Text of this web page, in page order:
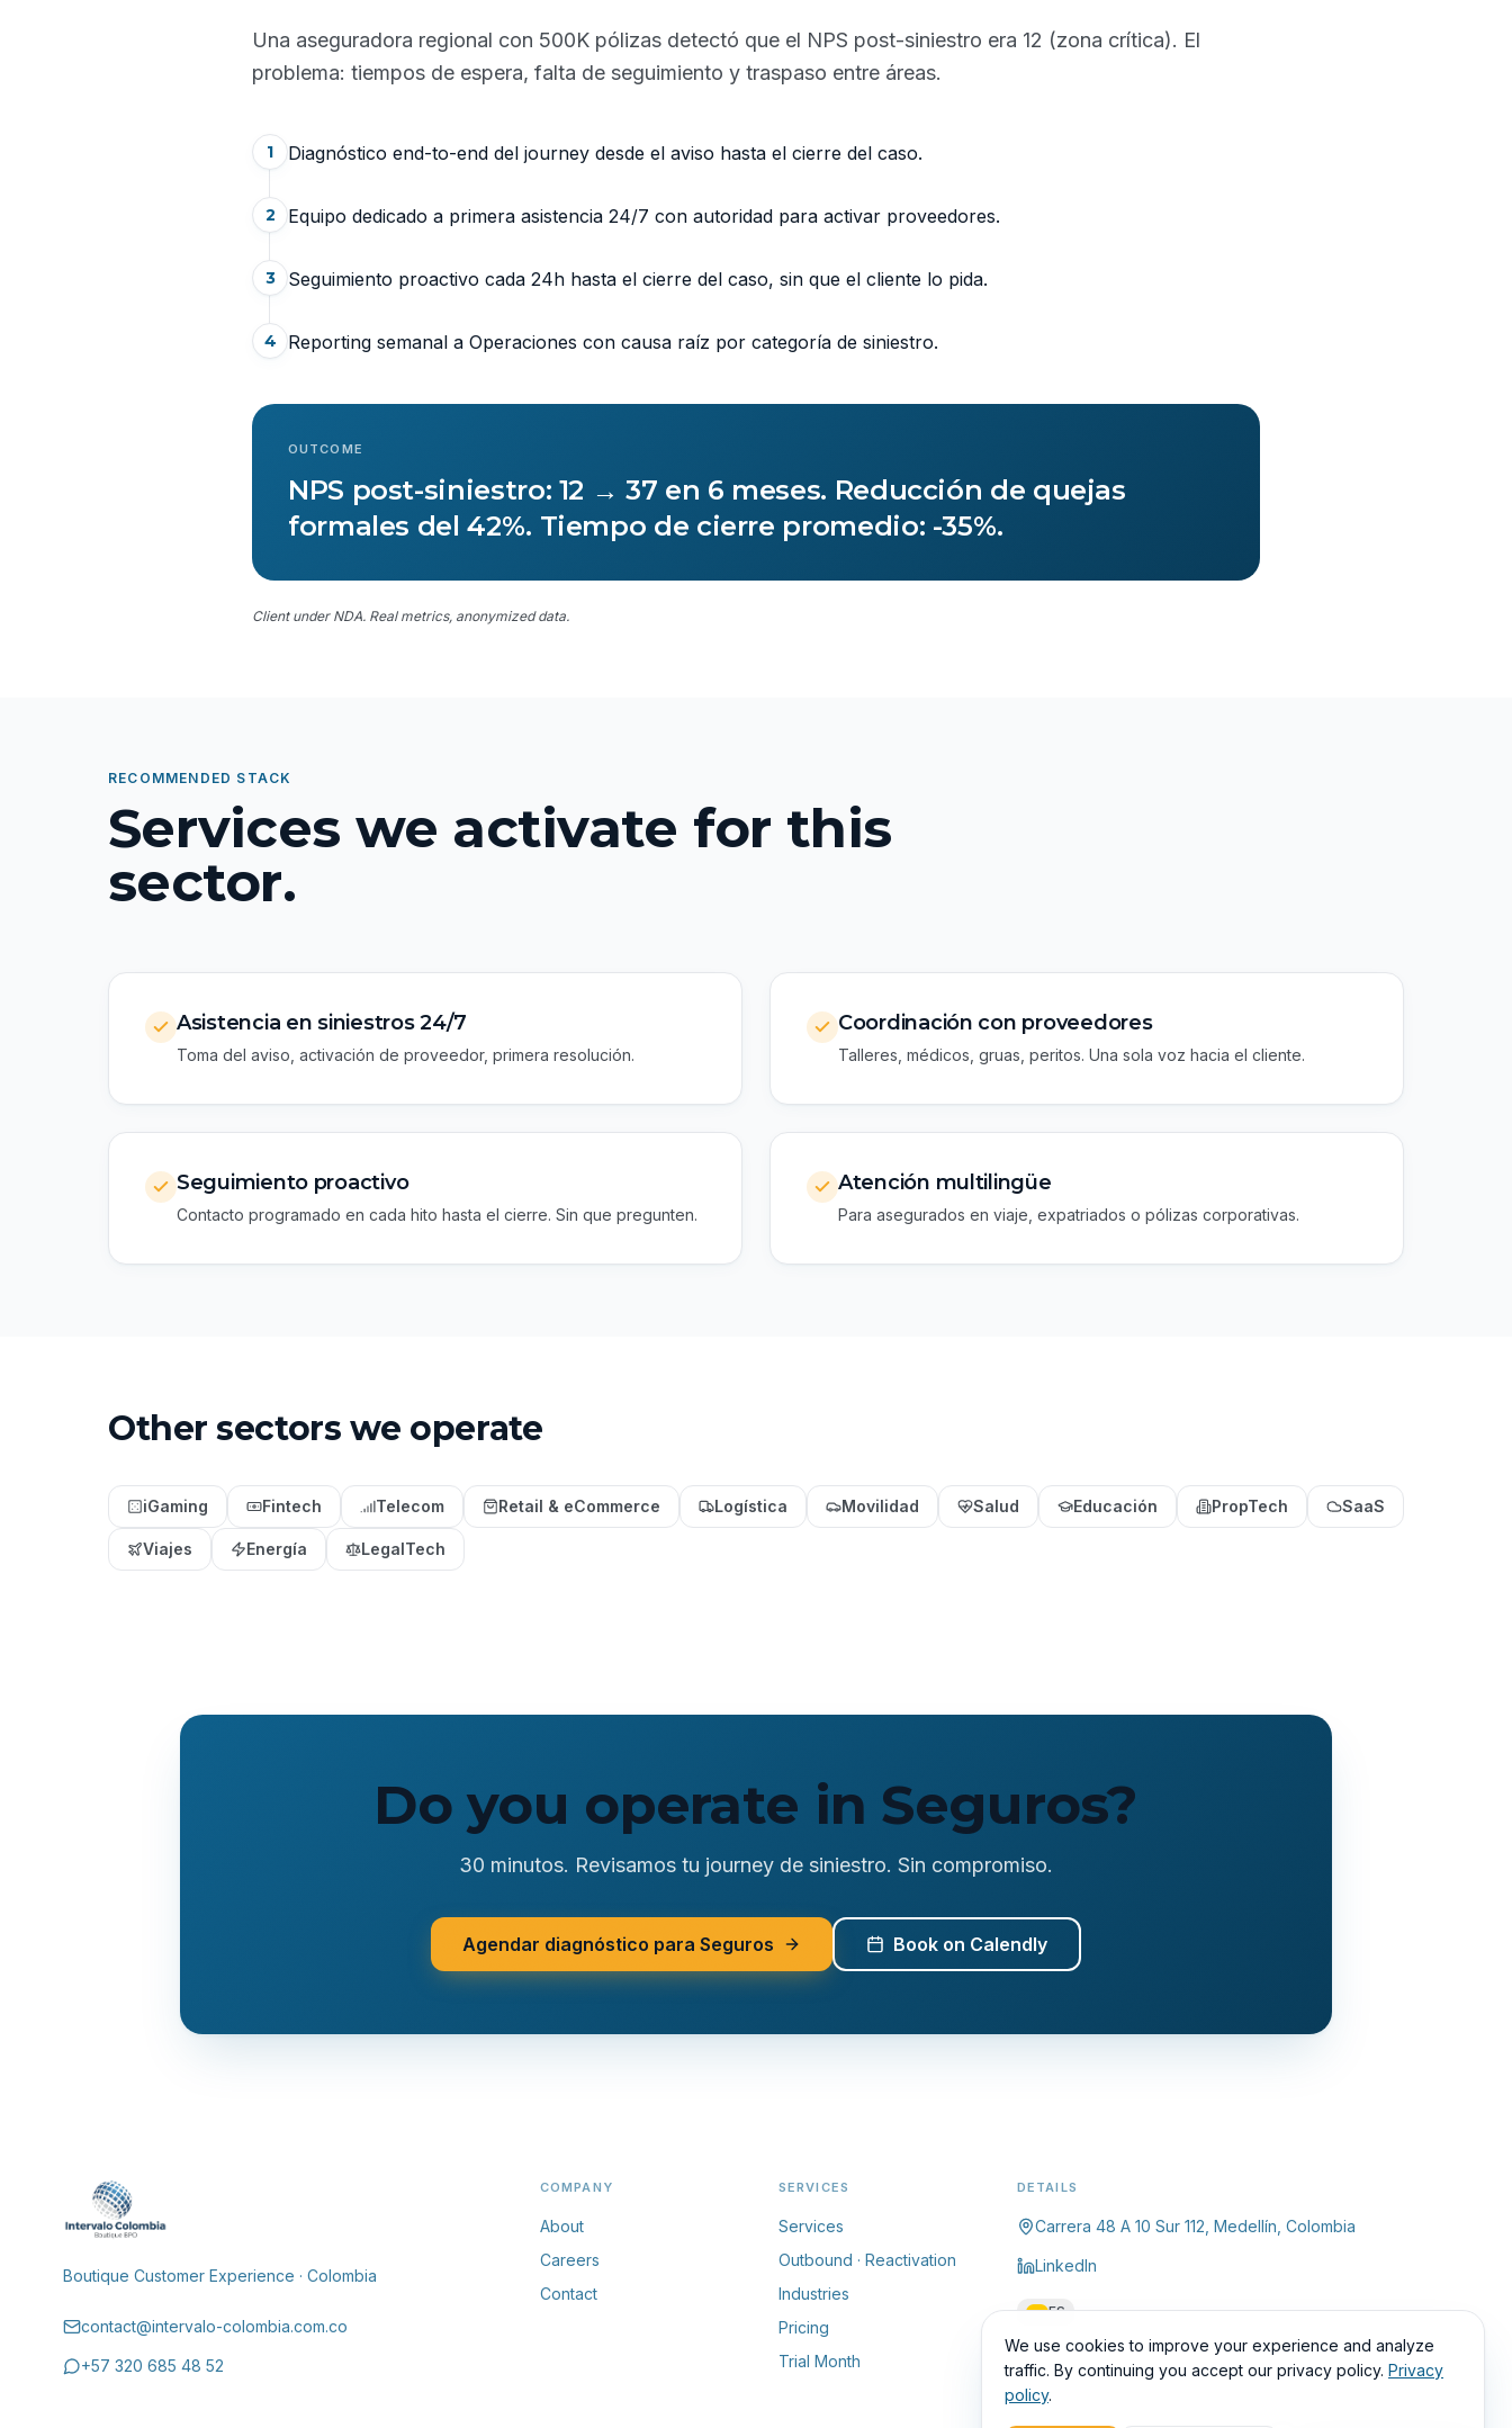
Una aseguradora regional con 500K pólizas detectó que el NPS post-siniestro era 12 (zona crítica). El
problema: tiempos de espera, falta de seguimiento y traspaso entre áreas.
1 Diagnóstico end-to-end del journey desde el aviso hasta el cierre del caso.
2 Equipo dedicado a primera asistencia 24/7 con autoridad para activar proveedores.
3 Seguimiento proactivo cada 24h hasta el cierre del caso, sin que el cliente lo pida.
4 Reporting semanal a Operaciones con causa raíz por categoría de siniestro.
OUTCOME
NPS post-siniestro: 12 → 37 en 6 meses. Reducción de quejas
formales del 42%. Tiempo de cierre promedio: -35%.
Client under NDA. Real metrics, anonymized data.
RECOMMENDED STACK
Services we activate for this
sector.
Asistencia en siniestros 24/7
Toma del aviso, activación de proveedor, primera resolución.
Coordinación con proveedores
Talleres, médicos, gruas, peritos. Una sola voz hacia el cliente.
Seguimiento proactivo
Contacto programado en cada hito hasta el cierre. Sin que pregunten.
Atención multilingüe
Para asegurados en viaje, expatriados o pólizas corporativas.
Other sectors we operate
iGaming Fintech Telecom Retail & eCommerce Logística Movilidad Salud Educación PropTech SaaS
Viajes Energía LegalTech
Do you operate in Seguros?
30 minutos. Revisamos tu journey de siniestro. Sin compromiso.
Agendar diagnóstico para Seguros Book on Calendly
Boutique Customer Experience · Colombia
contact@intervalo-colombia.com.co
+57 320 685 48 52
COMPANY
About
Careers
Contact
SERVICES
Services
Outbound · Reactivation
Industries
Pricing
Trial Month
DETAILS
Carrera 48 A 10 Sur 112, Medellín, Colombia
LinkedIn
ES
We use cookies to improve your experience and analyze
traffic. By continuing you accept our privacy policy. Privacy
policy.